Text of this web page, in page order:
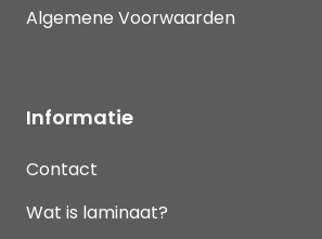
Algemene Voorwaarden
Informatie
Contact
Wat is laminaat?